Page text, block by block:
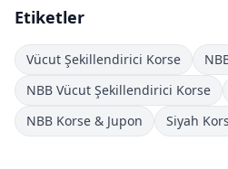
Etiketler
Vücut Şekillendirici Korse
NBB Vücut Şekillendirici Korse
NBB Korse & Jupon
Siyah